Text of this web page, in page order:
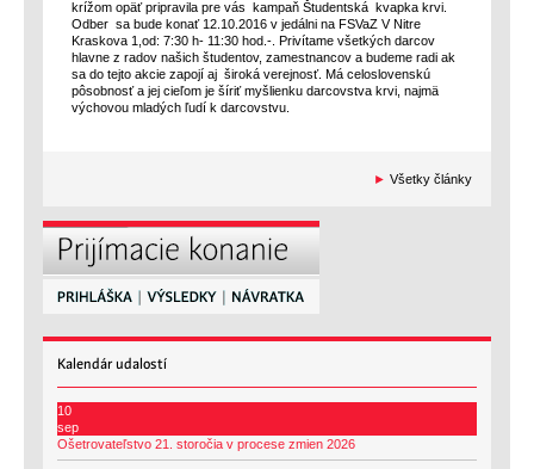
krížom opäť pripravila pre vás kampaň Študentská kvapka krvi.
Odber sa bude konať 12.10.2016 v jedálni na FSVaZ V Nitre
Kraskova 1,od: 7:30 h- 11:30 hod.-. Privítame všetkých darcov
hlavne z radov našich študentov, zamestnancov a budeme radi ak
sa do tejto akcie zapojí aj široká verejnosť. Má celoslovenskú
pôsobnosť a jej cieľom je šíriť myšlienku darcovstva krvi, najmä
výchovou mladých ľudí k darcovstvu.
► Všetky články
Kalendárudalostí
10
sep
Ošetrovateľstvo 21. storočia v procese zmien 2026